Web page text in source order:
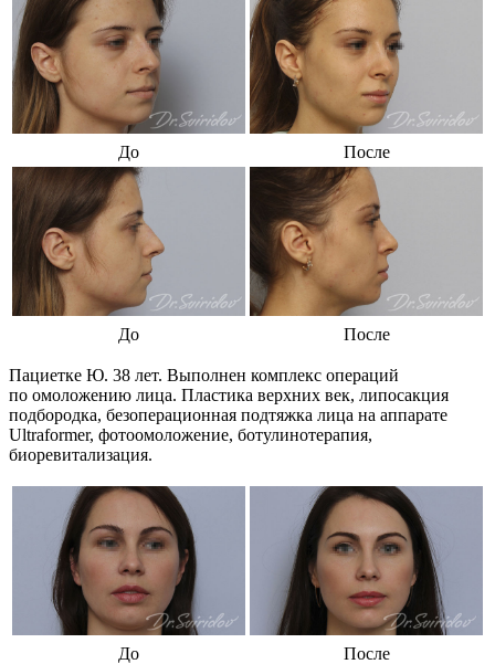
До После
До После
Пациетке Ю. 38 лет. Выполнен комплекс операций
по омоложению лица. Пластика верхних век, липосакция
подбородка, безоперационная подтяжка лица на аппарате
Ultraformer, фотоомоложение, ботулинотерапия,
биоревитализация.
До После